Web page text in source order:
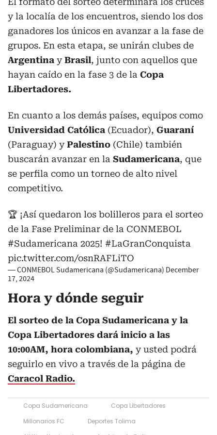
y la localía de los encuentros, siendo los dos
ganadores los únicos en avanzar a la fase de
grupos. En esta etapa, se unirán clubes de
Argentina yBrasil, junto con aquellos que
hayan caído en la fase 3 de la Copa
Libertadores.
En cuanto a los demás países, equipos como
Universidad Católica (Ecuador), Guaraní
(Paraguay) yPalestino (Chile) también
buscarán avanzar en la Sudamericana, que
se perfila como un torneo de alto nivel
competitivo.
🏆 ¡Así quedaron los bolilleros para el sorteo
de la Fase Preliminar de la CONMEBOL
#Sudamericana 2025! #LaGranConquista
pic.twitter.com/osnRAFLiTO
— CONMEBOL Sudamericana (@Sudamericana) December
17, 2024
Hora y dónde seguir
El sorteo de la Copa Sudamericana y la
Copa Libertadores dará inicio a las
10:00AM, hora colombiana, y usted podrá
seguirlo en vivo a través de la página de
Caracol Radio.
Copa Sudamericana
Copa Libertadores
Millonarios FC
Deportes Tolima